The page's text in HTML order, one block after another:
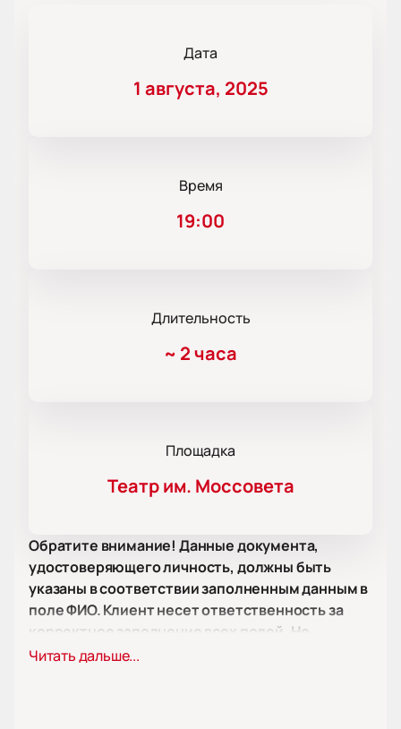
Дата
1 августа, 2025
Время
19:00
Длительность
~ 2 часа
Площадка
Театр им. Моссовета
Обратите внимание! Данные документа,
удостоверяющего личность, должны быть
указаны в соответствии заполненным данным в
поле ФИО. Клиент несет ответственность за
корректное заполнение всех полей. Не
забудьте взять документ с собой!
Читать дальше...